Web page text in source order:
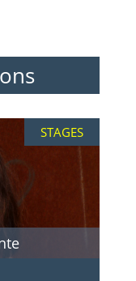
STAGES